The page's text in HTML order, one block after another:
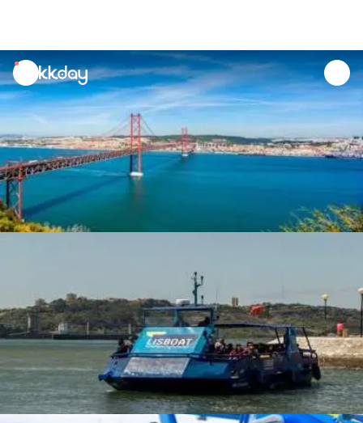
unread
notifications